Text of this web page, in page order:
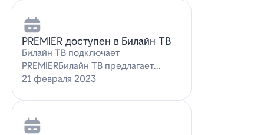
PREMIER доступен в Билайн ТВ
Билайн ТВ подключает
PREMIERБилайн ТВ предлагает
подписку на PREMIER. Всем
21 февраля 2023